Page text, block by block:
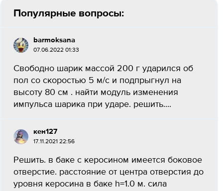
Популярные вопросы:
barmoksana
07.06.2022 01:33
Свободно шарик массой 200 г ударился об
пол со скоростью 5 м/с и подпрыгнул на
высоту 80 см . найти модуль изменения
импульса шарика при ударе. решить....
кен127
17.11.2021 22:56
Решить. в баке с керосином имеется боковое
отверстие. расстояние от центра отверстия до
уровня керосина в баке h=1.0 м. сила